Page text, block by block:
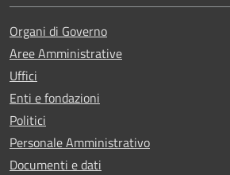
Organi di Governo
Aree Amministrative
Uffici
Enti e fondazioni
Politici
Personale Amministrativo
Documenti e dati